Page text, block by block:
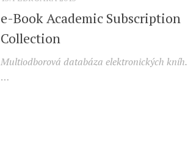
e-Book Academic Subscription
Collection
Multiodborová databáza elektronických kníh.
…